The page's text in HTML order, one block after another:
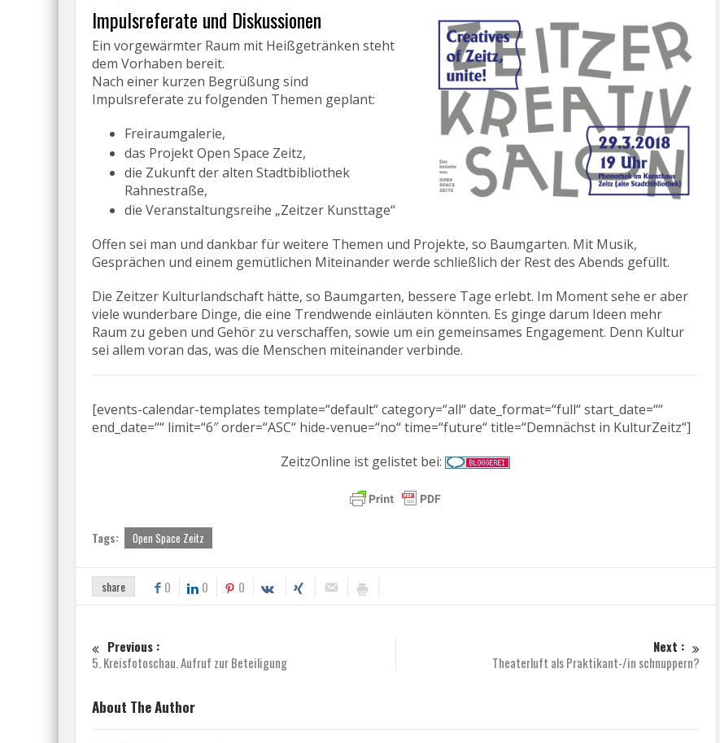
Impulsreferate und Diskussionen
Ein vorgewärmter Raum mit Heißgetränken steht
dem Vorhaben bereit.
Nach einer kurzen Begrüßung sind
Impulsreferate zu folgenden Themen geplant:
Freiraumgalerie,
das Projekt Open Space Zeitz,
die Zukunft der alten Stadtbibliothek
Rahnestraße,
die Veranstaltungsreihe „Zeitzer Kunsttage“
Offen sei man und dankbar für weitere Themen und Projekte, so Baumgarten. Mit Musik,
Gesprächen und einem gemütlichen Miteinander werde schließlich der Rest des Abends gefüllt.
Die Zeitzer Kulturlandschaft hätte, so Baumgarten, bessere Tage erlebt. Im Moment sehe er aber
viele wunderbare Dinge, die eine Trendwende einläuten könnten. Es ginge darum Ideen mehr
Raum zu geben und Gehör zu verschaffen, sowie um ein gemeinsames Engagement. Denn Kultur
sei allem voran das, was die Menschen miteinander verbinde.
[events-calendar-templates template=“default“ category=“all“ date_format=“full“ start_date=““
end_date=““ limit=“6″ order=“ASC“ hide-venue=“no“ time=“future“ title=“Demnächst in KulturZeitz“]
ZeitzOnline ist gelistet bei:
Tags: Open Space Zeitz
share 0 0 0
Previous :
5. Kreisfotoschau. Aufruf zur Beteiligung
Next :
Theaterluft als Praktikant-/in schnuppern?
About The Author